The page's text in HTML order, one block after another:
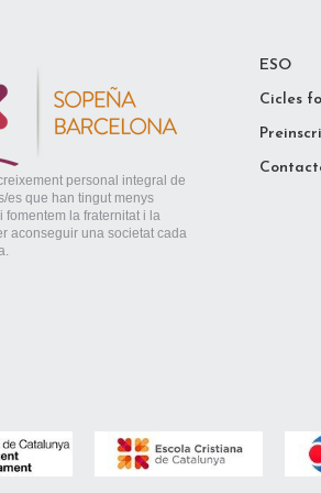
personal integral de
es que han tingut menys
fomentem la fraternitat i la
aconseguir una societat cada
ESO
Cicles